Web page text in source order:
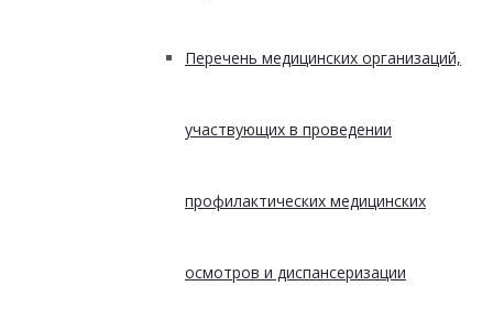
Перечень медицинских организаций,
участвующих в проведении
профилактических медицинских
осмотров и диспансеризации